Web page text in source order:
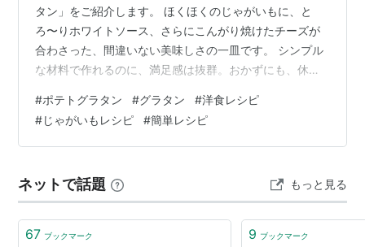
タン」をご紹介します。 ほくほくのじゃがいもに、と
ろ〜りホワイトソース、さらにこんがり焼けたチーズが
合わさった、間違いない美味しさの一皿です。 シンプル
な材料で作れるのに、満足感は抜群。おかずにも、休日
も … 3個・玉ねぎ … 1/2個・ベーコン … 50g・バター …
20g ホワイトソース ・小麦粉 … 大さじ2・牛乳 …
300ml・塩こしょう … 少々・コンソメ … 小さじ1/2 仕上
ば）・パセリ … 少々 作り方 1．じゃが…
#ポテトグラタン #グラタン #洋食レシピ
#じゃがいもレシピ #簡単レシピ
ネットで話題 もっと見る
67 ブックマーク 9 ブックマーク